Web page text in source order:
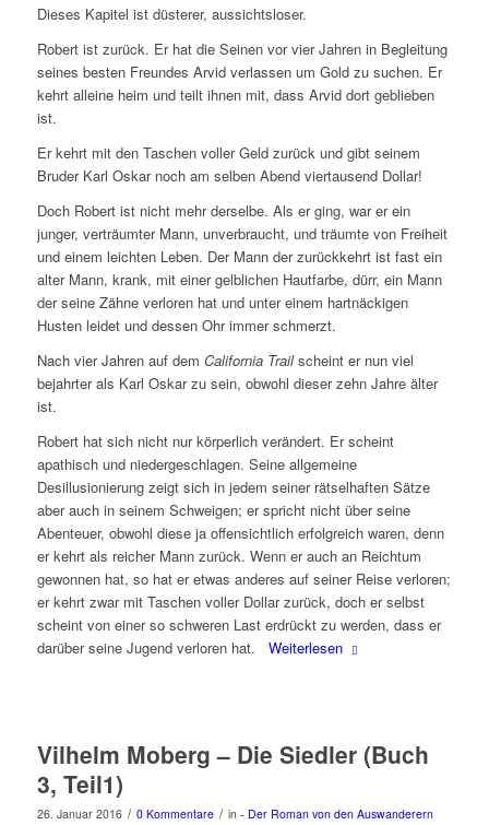
Dieses Kapitel ist düsterer, aussichtsloser.
Robert ist zurück. Er hat die Seinen vor vier Jahren in Begleitung
seines besten Freundes Arvid verlassen um Gold zu suchen. Er
kehrt alleine heim und teilt ihnen mit, dass Arvid dort geblieben
ist.
Er kehrt mit den Taschen voller Geld zurück und gibt seinem
Bruder Karl Oskar noch am selben Abend viertausend Dollar!
Doch Robert ist nicht mehr derselbe. Als er ging, war er ein
junger, verträumter Mann, unverbraucht, und träumte von Freiheit
und einem leichten Leben. Der Mann der zurückkehrt ist fast ein
alter Mann, krank, mit einer gelblichen Hautfarbe, dürr, ein Mann
der seine Zähne verloren hat und unter einem hartnäckigen
Husten leidet und dessen Ohr immer schmerzt.
Nach vier Jahren auf dem California Trailscheint er nun viel
bejahrter als Karl Oskar zu sein, obwohl dieser zehn Jahre älter
ist.
Robert hat sich nicht nur körperlich verändert. Er scheint
apathisch und niedergeschlagen. Seine allgemeine
Desillusionierung zeigt sich in jedem seiner rätselhaften Sätze
aber auch in seinem Schweigen; er spricht nicht über seine
Abenteuer, obwohl diese ja offensichtlich erfolgreich waren, denn
er kehrt als reicher Mann zurück. Wenn er auch an Reichtum
gewonnen hat, so hat er etwas anderes auf seiner Reise verloren;
er kehrt zwar mit Taschen voller Dollar zurück, doch er selbst
scheint von einer so schweren Last erdrückt zu werden, dass er
darüber seine Jugend verloren hat. Weiterlesen
Vilhelm Moberg – Die Siedler (Buch
3, Teil1)
26. Januar 2016 / 0 Kommentare / in - Der Roman von den Auswanderern